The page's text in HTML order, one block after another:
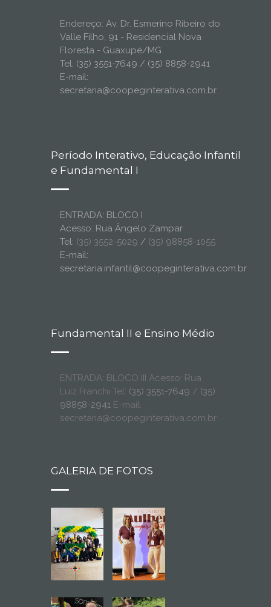
Endereço: Av. Dr. Esmerino Ribeiro do
Valle Filho, 91 - Residencial Nova
Floresta - Guaxupé/MG
Tel: (35) 3551-7649 / (35) 8858-2941
E-mail:
secretaria@coopeginterativa.com.br
Período Interativo, Educação Infantil
e Fundamental I
ENTRADA: BLOCO I
Acesso: Rua Ângelo Zampar
Tel: (35) 3552-5029 / (35) 98858-1055
E-mail:
secretaria.infantil@coopeginterativa.com.br
Fundamental II e Ensino Médio
ENTRADA: BLOCO III Acesso: Rua
Luiz Franchi Tel: (35) 3551-7649 / (35)
98858-2941 E-mail:
secretaria@coopeginterativa.com.br
GALERIA DE FOTOS